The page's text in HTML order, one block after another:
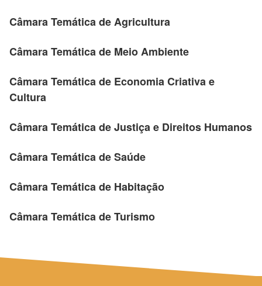
Câmara Temática de Agricultura
Câmara Temática de Meio Ambiente
Câmara Temática de Economia Criativa e
Cultura
Câmara Temática de Justiça e Direitos Humanos
Câmara Temática de Saúde
Câmara Temática de Habitação
Câmara Temática de Turismo